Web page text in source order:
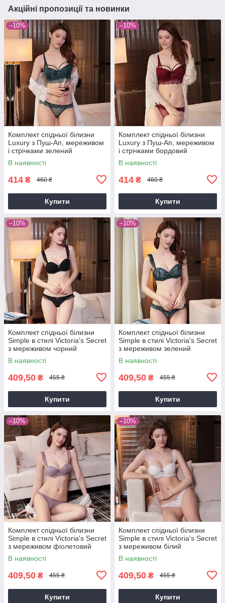
Акційні пропозиції та новинки
–10%
Комплект спідньої білизни
Luxury з Пуш-Ап, мереживом
і стрічками зелений
(смарагдовий)
В наявності
414 ₴ 460 ₴
Купити
–10%
Комплект спідньої білизни
Luxury з Пуш-Ап, мереживом
і стрічками бордовий
В наявності
414 ₴ 460 ₴
Купити
–10%
Комплект спідньої білизни
Simple в стилі Victoria's Secret
з мереживом чорний
В наявності
409,50 ₴ 455 ₴
Купити
–10%
Комплект спідньої білизни
Simple в стилі Victoria's Secret
з мереживом зелений
(смарагдовий)
В наявності
409,50 ₴ 455 ₴
Купити
–10%
Комплект спідньої білизни
Simple в стилі Victoria's Secret
з мереживом фіолетовий
В наявності
409,50 ₴ 455 ₴
Купити
–10%
Комплект спідньої білизни
Simple в стилі Victoria's Secret
з мереживом білий
В наявності
409,50 ₴ 455 ₴
Купити